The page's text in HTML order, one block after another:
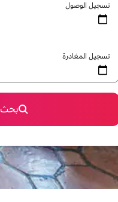
تسجيل الوصول
تسجيل المغادرة
بحث